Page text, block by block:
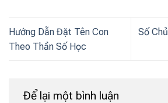
Hướng Dẫn Đặt Tên Con
Theo Thần Số Học
Số
Để lại một bình luận